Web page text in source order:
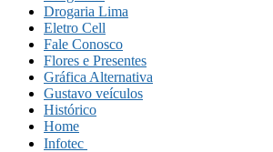
Drogaria Lima
Eletro Cell
Fale Conosco
Flores e Presentes
Gráfica Alternativa
Gustavo veículos
Histórico
Home
Infotec